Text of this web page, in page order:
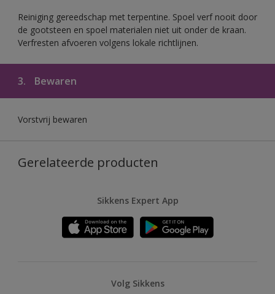
Reiniging gereedschap met terpentine. Spoel verf nooit door
de gootsteen en spoel materialen niet uit onder de kraan.
Verfresten afvoeren volgens lokale richtlijnen.
3. Bewaren
Vorstvrij bewaren
Gerelateerde producten
Sikkens Expert App
Volg Sikkens